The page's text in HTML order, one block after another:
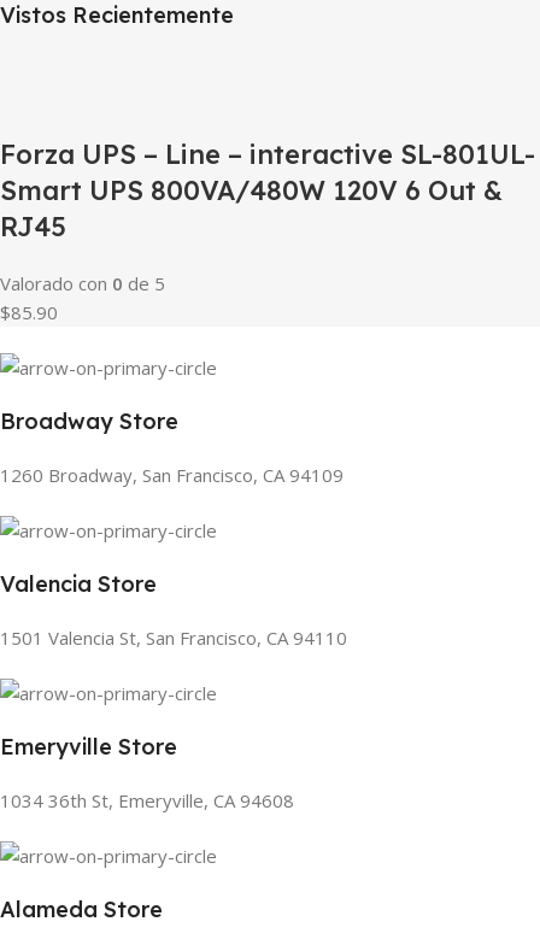
Vistos Recientemente
Forza UPS – Line – interactive SL-801UL-
Smart UPS 800VA/480W 120V 6 Out &
RJ45
Valorado con 0 de 5
$85.90
Broadway Store
1260 Broadway, San Francisco, CA 94109
Valencia Store
1501 Valencia St, San Francisco, CA 94110
Emeryville Store
1034 36th St, Emeryville, CA 94608
Alameda Store